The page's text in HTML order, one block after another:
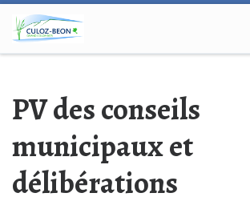
Passer au contenu
PV des conseils
municipaux et
délibérations